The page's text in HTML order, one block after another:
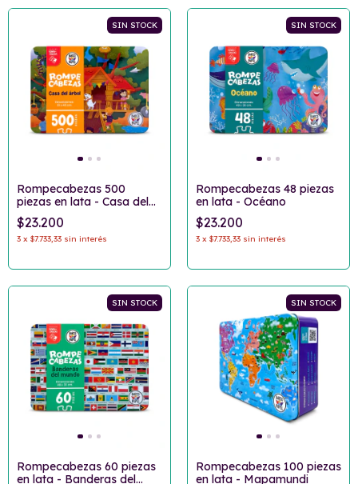
SIN STOCK
Rompecabezas 500
piezas en lata - Casa del
árbol
$23.200
3 x $7.733,33 sin interés
SIN STOCK
Rompecabezas 48 piezas
en lata - Océano
$23.200
3 x $7.733,33 sin interés
SIN STOCK
Rompecabezas 60 piezas
en lata - Banderas del
SIN STOCK
Rompecabezas 100 piezas
en lata - Mapamundi